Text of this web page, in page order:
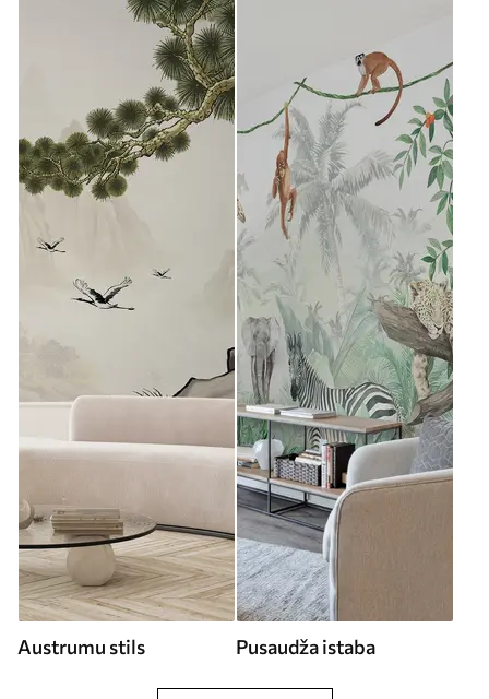
Austrumu stils Pusaudža istaba